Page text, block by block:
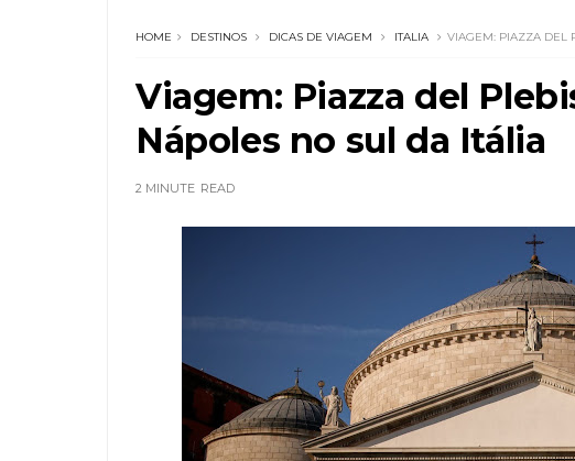
HOME DESTINOS DICAS DE VIAGEM ITALIA VIAGEM: PIAZZA DEL
Viagem: Piazza del
Nápoles no sul da Itália
2 MINUTE READ